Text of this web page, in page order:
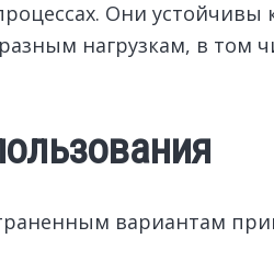
Они устойчивы
нагрузкам, в том
вариантам